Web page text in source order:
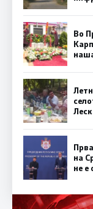
Во
на
не е